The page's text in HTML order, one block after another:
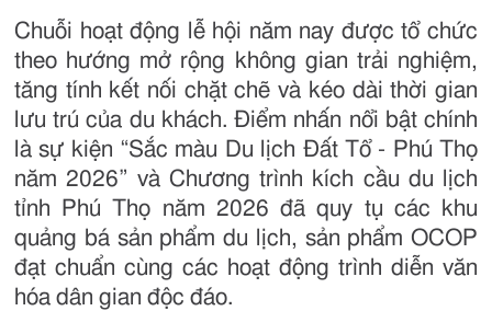
Chuỗi hoạt động lễ hội năm nay được tổ chức
theo hướng mở rộng không gian trải nghiệm,
tăng tính kết nối chặt chẽ và kéo dài thời gian
lưu trú của du khách. Điểm nhấn nổi bật chính
là sự kiện “Sắc màu Du lịch Đất Tổ - Phú Thọ
năm 2026” và Chương trình kích cầu du lịch
tỉnh Phú Thọ năm 2026 đã quy tụ các khu
quảng bá sản phẩm du lịch, sản phẩm OCOP
đạt chuẩn cùng các hoạt động trình diễn văn
hóa dân gian độc đáo.